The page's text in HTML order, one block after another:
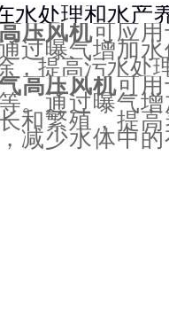
水处理和水产
压风机可应
过曝气增加
，提高污水处
高压风机可
。通过曝气
和繁殖，提
减少水体中